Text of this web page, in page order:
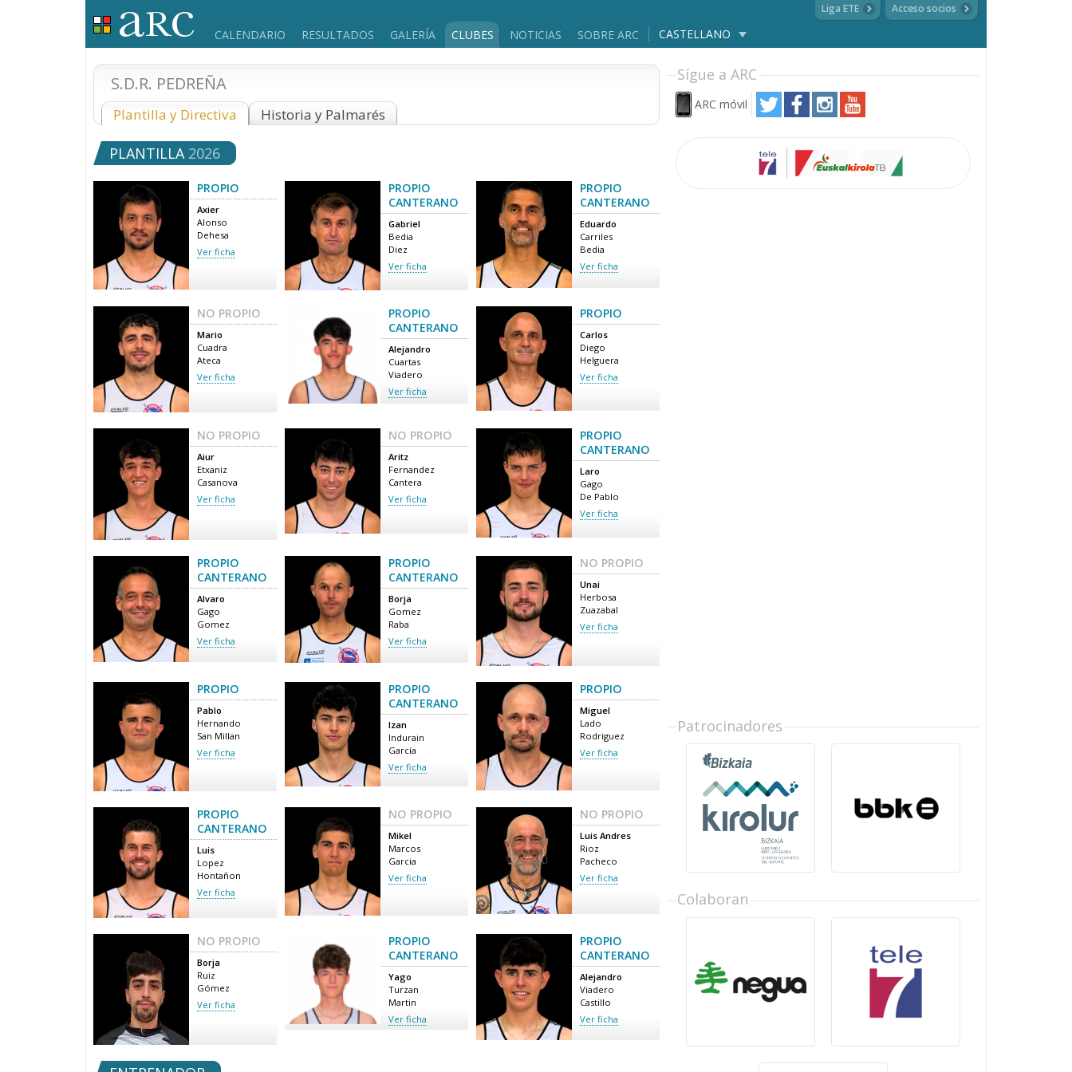
CALENDARIO RESULTADOS GALERÍA CLUBES NOTICIAS SOBRE ARC CASTELLANO
Liga ETE Acceso socios
S.D.R. PEDREÑA
Plantilla y Directiva Historia y Palmarés
PLANTILLA 2026
PROPIO
Axier
Alonso
Dehesa
Ver ficha
PROPIO
CANTERANO
Gabriel
Bedia
Diez
Ver ficha
PROPIO
CANTERANO
Eduardo
Carriles
Bedia
Ver ficha
NO PROPIO
Mario
Cuadra
Ateca
Ver ficha
PROPIO
CANTERANO
Alejandro
Cuartas
Viadero
Ver ficha
PROPIO
Carlos
Diego
Helguera
Ver ficha
NO PROPIO
Aiur
Etxaniz
Casanova
Ver ficha
NO PROPIO
Aritz
Fernandez
Cantera
Ver ficha
PROPIO
CANTERANO
Laro
Gago
De Pablo
Ver ficha
PROPIO
CANTERANO
Alvaro
Gago
Gomez
Ver ficha
PROPIO
CANTERANO
Borja
Gomez
Raba
Ver ficha
NO PROPIO
Unai
Herbosa
Zuazabal
Ver ficha
PROPIO
Pablo
Hernando
San Millan
Ver ficha
PROPIO
CANTERANO
Izan
Indurain
García
Ver ficha
PROPIO
Miguel
Lado
Rodriguez
Ver ficha
PROPIO
CANTERANO
Luis
Lopez
Hontañon
Ver ficha
NO PROPIO
Mikel
Marcos
Garcia
Ver ficha
NO PROPIO
Luis Andres
Rioz
Pacheco
Ver ficha
NO PROPIO
Borja
Ruiz
Gómez
Ver ficha
PROPIO
CANTERANO
Yago
Turzan
Martin
Ver ficha
PROPIO
CANTERANO
Alejandro
Viadero
Castillo
Ver ficha
Sígue a ARC
ARC móvil
Patrocinadores
Colaboran